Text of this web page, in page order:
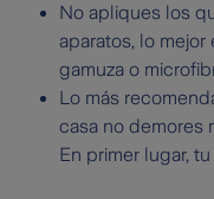
No apliques los
aparatos, lo
gamuza o
Lo más
casa no demores
En primer lugar, tu